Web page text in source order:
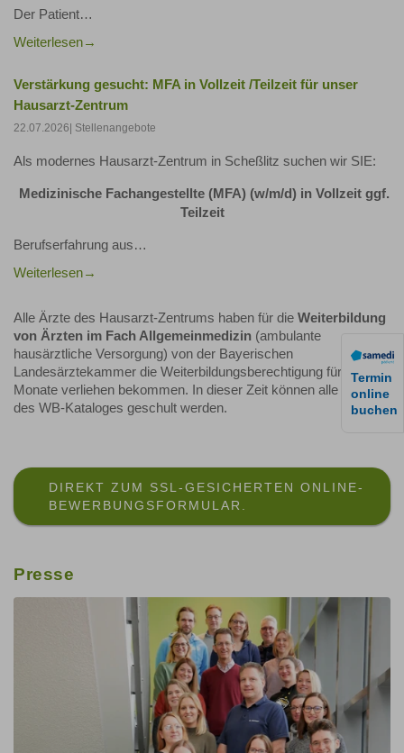
Termin
online
buchen
Der Patient…
Weiterlesen
Verstärkung gesucht: MFA in Vollzeit /Teilzeit für unser
Hausarzt-Zentrum
22.07.2026| Stellenangebote
Als modernes Hausarzt-Zentrum in Scheßlitz suchen wir SIE:
Medizinische Fachangestellte (MFA) (w/m/d) in Vollzeit ggf.
Teilzeit
Berufserfahrung aus…
Weiterlesen
Alle Ärzte des Hausarzt-Zentrums haben für die Weiterbildung
von Ärzten im Fach Allgemeinmedizin (ambulante
hausärztliche Versorgung) von der Bayerischen
Landesärztekammer die Weiterbildungsberechtigung für 24
Monate verliehen bekommen. In dieser Zeit können alle Inhalte
des WB-Kataloges geschult werden.
DIREKT ZUM SSL-GESICHERTEN ONLINE-
BEWERBUNGSFORMULAR.
Presse